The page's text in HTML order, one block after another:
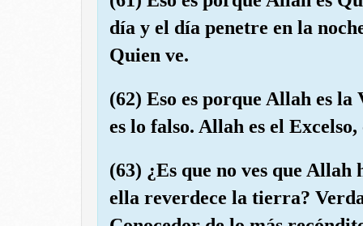
día y el día penetre en la
Quien ve.
(62) Eso es porque Allah es
es lo falso. Allah es el
(63) ¿Es que no ves que Allah
ella reverdece la tierra?